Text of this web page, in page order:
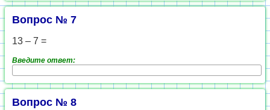
Вопрос № 7
13 – 7 =
Введите ответ:
Вопрос № 8